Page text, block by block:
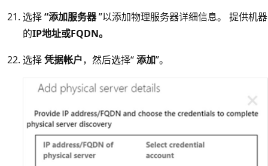
选择“添加服务器”以添加物理服务器详细信息。 提供机器
的IP地址或FQDN。
选择凭据帐户，然后选择“添加”。